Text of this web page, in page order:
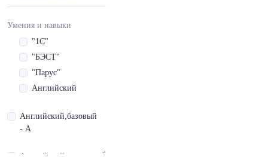
т.ч. начальное
Умения и навыки
"1С"
"БЭСТ"
"Парус"
Английский
Английский,базовый
- A